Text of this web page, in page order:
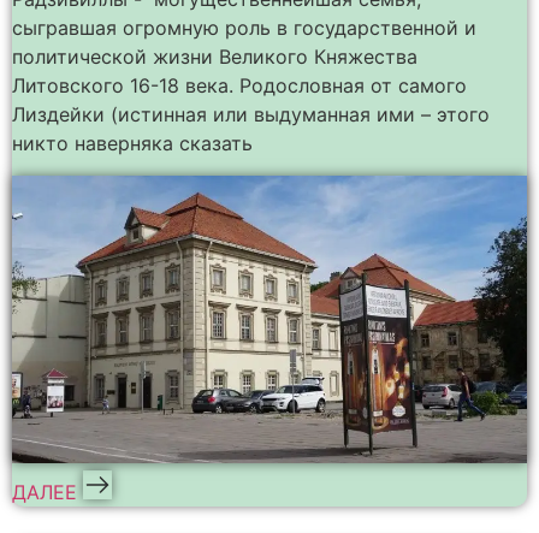
сыгравшая огромную роль в государственной и
политической жизни Великого Княжества
Литовского 16-18 века. Родословная от самого
Лиздейки (истинная или выдуманная ими – этого
никто наверняка сказать
ДАЛЕЕ